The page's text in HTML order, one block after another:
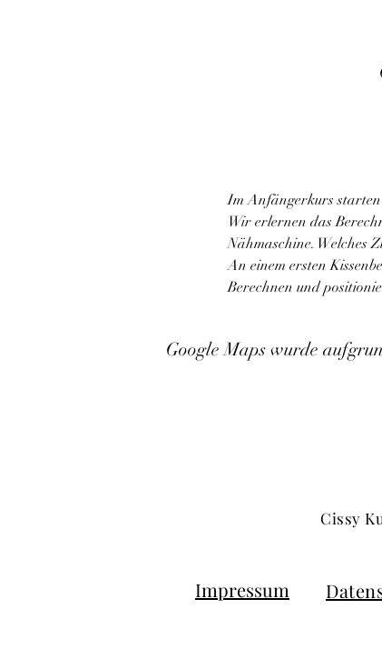
Im Anfängerkurs
Wir erlernen das
Nähmaschine. Welches
An einem ersten
Berechnen und
Google Maps wurde
Cissy
Impressum